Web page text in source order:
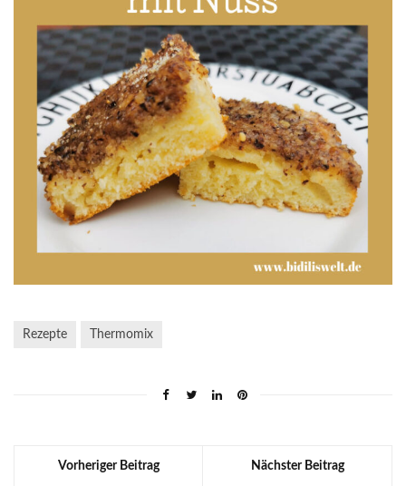
Rezepte Thermomix
Vorheriger Beitrag Nächster Beitrag